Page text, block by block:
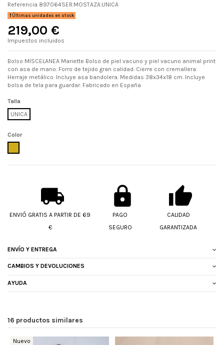
Referencia 897064SER.MOSTAZA.UNICA
Últimas unidades en stock
219,00 €
Impuestos incluidos
Bolso MISCELANEA Mariette Bolso de piel vacuno y piel vacuno animal print
con asa de mano. Forro de tejido gran calidad. Cierre con cremallera.
Herraje metálico. Incluye asa bandolera. Medidas 38x34x18 cm. Incluye
bolsa de tela para guardar. Fabricado en España
Talla
UNICA
Color
ENVIÓ GRATIS A PARTIR DE 69
€
PAGO
SEGURO
CALIDAD
GARANTIZADA
ENVÍO Y ENTREGA
CAMBIOS Y DEVOLUCIONES
AYUDA
16 productos similares
Nuevo